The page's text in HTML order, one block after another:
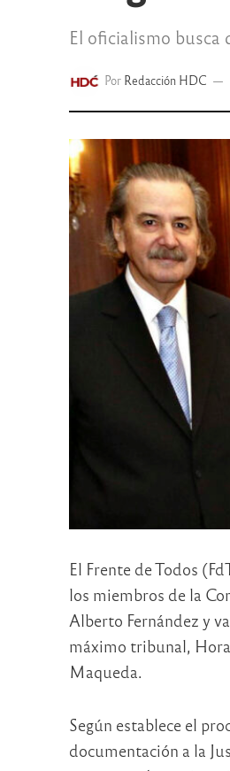
El oficialismo
Por Redacción HDC
El Frente de Todos
los miembros de la
Alberto Fernández y
máximo tribunal,
Maqueda.
Según establece el
documentación a la